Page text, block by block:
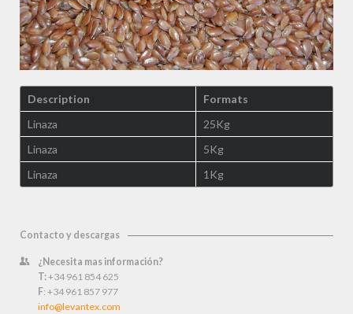
Description
Formats
Linaza
25Kg
Linaza
5Kg
Linaza
1Kg
Contacto y descargas
¿Necesita mas información?
T:+34 961 854 625
F: +34 961 857 977
info@levantex.com